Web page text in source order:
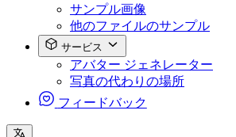
サンプル画像
他のファイルのサンプル
サービス
アバター ジェネレーター
写真の代わりの場所
フィードバック